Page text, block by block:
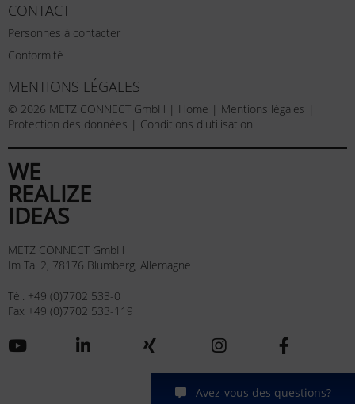
CONTACT
Personnes à contacter
Conformité
MENTIONS LÉGALES
© 2026 METZ CONNECT GmbH | Home | Mentions légales |
Protection des données | Conditions d'utilisation
WE
REALIZE
IDEAS
METZ CONNECT GmbH
Im Tal 2, 78176 Blumberg, Allemagne
Tél. +49 (0)7702 533-0
Fax +49 (0)7702 533-119
Avez-vous des questions?